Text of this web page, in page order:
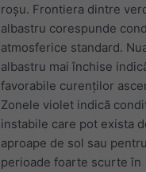
roșu. Frontiera dintre
albastru corespunde
atmosferice standard.
albastru mai închise
favorabile curenților
Zonele violet indică
instabile care pot exista
aproape de sol sau
perioade foarte scurte în